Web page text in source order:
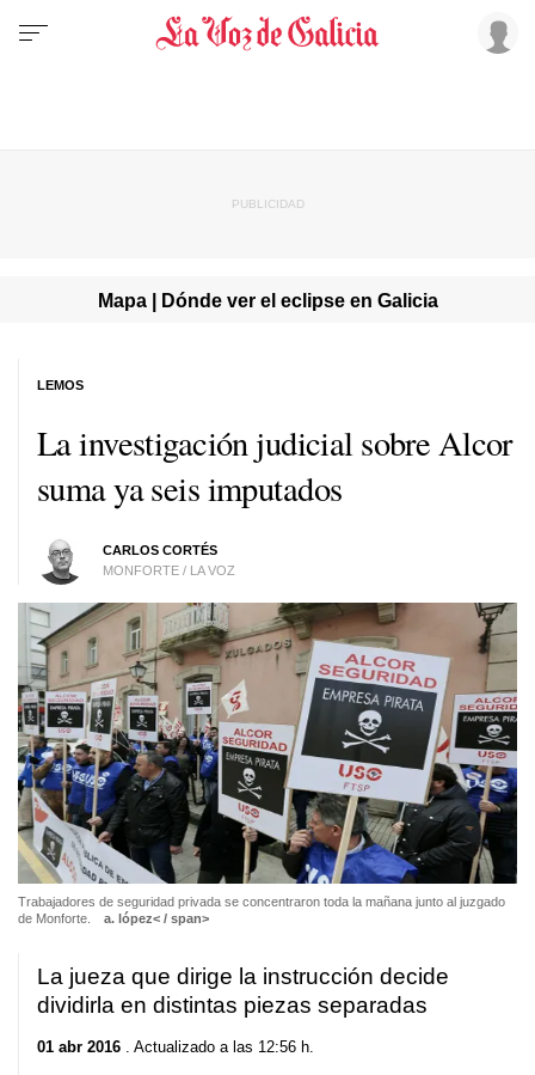
Mapa | Dónde ver el eclipse en Galicia
La investigación judicial sobre Alcor
suma ya seis imputados
CARLOS CORTÉS
MONFORTE / LA VOZ
LEMOS
Trabajadores de seguridad privada se concentraron toda la mañana junto al juzgado
de Monforte.
a. lópez< / span>
La jueza que dirige la instrucción decide
dividirla en distintas piezas separadas
01 abr 2016 . Actualizado a las 12:56 h.